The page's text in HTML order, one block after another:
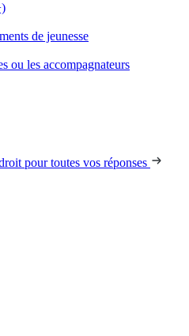
de jeunesse
ou les accompagnateurs
pour toutes vos réponses